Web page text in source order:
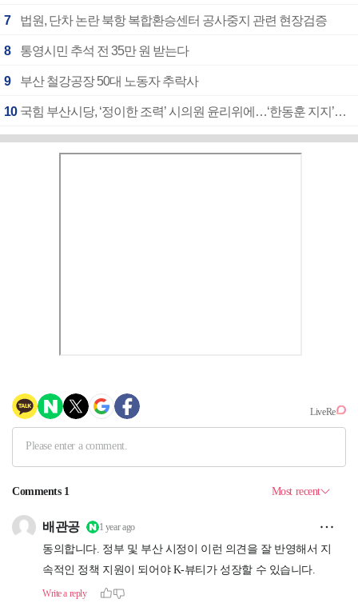
7 법원, 단차 논란 북항 복합환승센터 공사중지 관련 현장검증
8 통영시민 추석 전 35만 원 받는다
9 부산 철강공장 50대 노동자 추락사
10 국힘 부산시당, ‘정이한 조력’ 시의원 윤리위에…‘한동훈 지지’도 신고접수